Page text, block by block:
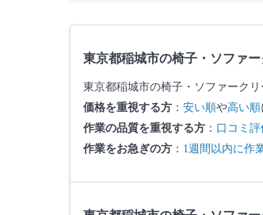
東京都稲城市の椅子・ソファ
東京都稲城市の椅子・ソファーク
価格を重視する方 ： 安い順や高い順
作業の品質を重視する方 ： 口コミ
作業をお急ぎの方 ： 1週間以内に作